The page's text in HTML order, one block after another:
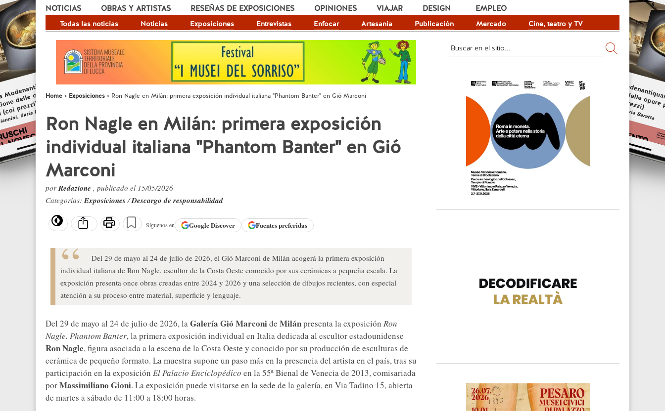
NOTICIAS
Todas las noticias Noticias Exposiciones Entrevistas Enfocar Artesania Publicación Mercado Cine, teatro y TV
OBRAS Y ARTISTAS RESEÑAS DE EXPOSICIONES OPINIONES VIAJAR DESIGN EMPLEO
Home Exposiciones Ron Nagle en Milán: primera exposición individual italiana "Phantom Banter" en Gió Marconi
Ron Nagle en Milán: primera exposición
individual italiana "Phantom Banter" en Gió
Marconi
porRedazione , publicado el 15/05/2026
Categorías:Exposiciones/Descargo de responsabilidad
Síguenos en GoogleDiscover Fuentes preferidas
Del 29 de mayo al 24 de julio de 2026, el Gió Marconi de Milán acogerá la primera exposición
individual italiana de Ron Nagle, escultor de la Costa Oeste conocido por sus cerámicas a pequeña escala. La
exposición presenta once obras creadas entre 2024 y 2026 y una selección de dibujos recientes, con especial
atención a su proceso entre material, superficie y lenguaje.
Del 29 de mayo al 24 de julio de 2026, laGalería Gió Marconide Milánpresenta la exposición Ron
Nagle. Phantom Banter, la primera exposición individual en Italia dedicada al escultor estadounidense
RonNagle, figura asociada a la escena de la Costa Oeste y conocido por su producción de esculturas de
cerámica de pequeño formato. La muestra supone un paso más en la presencia del artista en el país, tras su
participación en la exposición El Palacio Enciclopédico en la 55ª Bienal de Venecia de 2013, comisariada
porMassimiliano Gioni. La exposición puede visitarse en la sede de la galería, en Via Tadino 15, abierta
de martes a sábado de 11:00 a 18:00 horas.